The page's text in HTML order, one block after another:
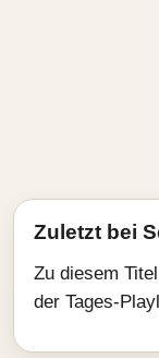
Zuletzt bei
Zu diesem
der Tages-